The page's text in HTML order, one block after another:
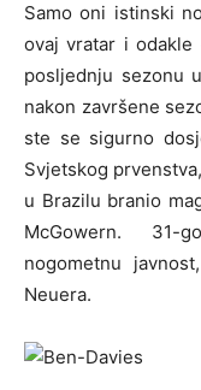
Samo oni istinski
ovaj vratar i odakle
posljednju sezonu
nakon završene
ste se sigurno
Svjetskog
u Brazilu branio
McGowern. 31-
nogometnu
Neuera.